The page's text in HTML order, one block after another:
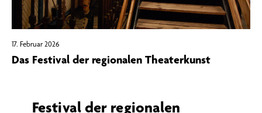
17. Februar 2026
Das Festival der regionalen Theaterkunst
Festival der regionalen